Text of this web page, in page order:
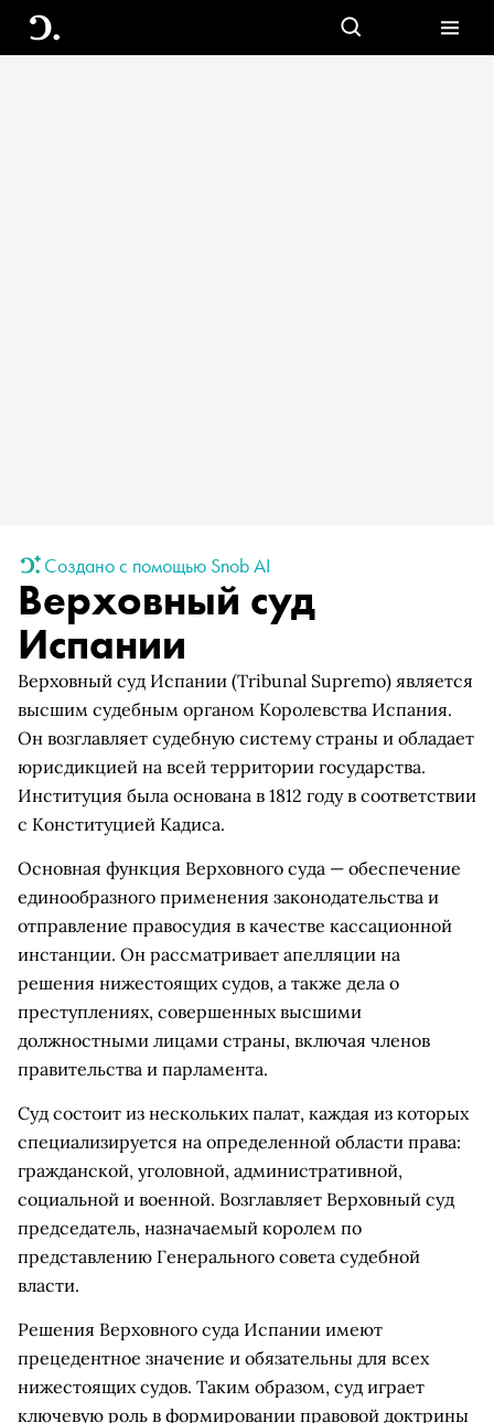
Создано с помощью Snob AI
Верховный суд
Испании
Верховный суд Испании (Tribunal Supremo) является
высшим судебным органом Королевства Испания.
Он возглавляет судебную систему страны и обладает
юрисдикцией на всей территории государства.
Институция была основана в 1812 году в соответствии
с Конституцией Кадиса.
Основная функция Верховного суда — обеспечение
единообразного применения законодательства и
отправление правосудия в качестве кассационной
инстанции. Он рассматривает апелляции на
решения нижестоящих судов, а также дела о
преступлениях, совершенных высшими
должностными лицами страны, включая членов
правительства и парламента.
Суд состоит из нескольких палат, каждая из которых
специализируется на определенной области права:
гражданской, уголовной, административной,
социальной и военной. Возглавляет Верховный суд
председатель, назначаемый королем по
представлению Генерального совета судебной
власти.
Решения Верховного суда Испании имеют
прецедентное значение и обязательны для всех
нижестоящих судов. Таким образом, суд играет
ключевую роль в формировании правовой доктрины